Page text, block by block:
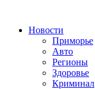
Новости
Приморье
Авто
Регионы
Здоровье
Криминал